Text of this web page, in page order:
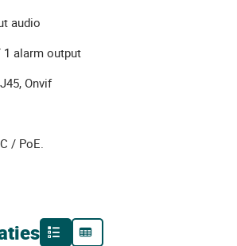
audio
alarm output
Onvif
/ PoE.